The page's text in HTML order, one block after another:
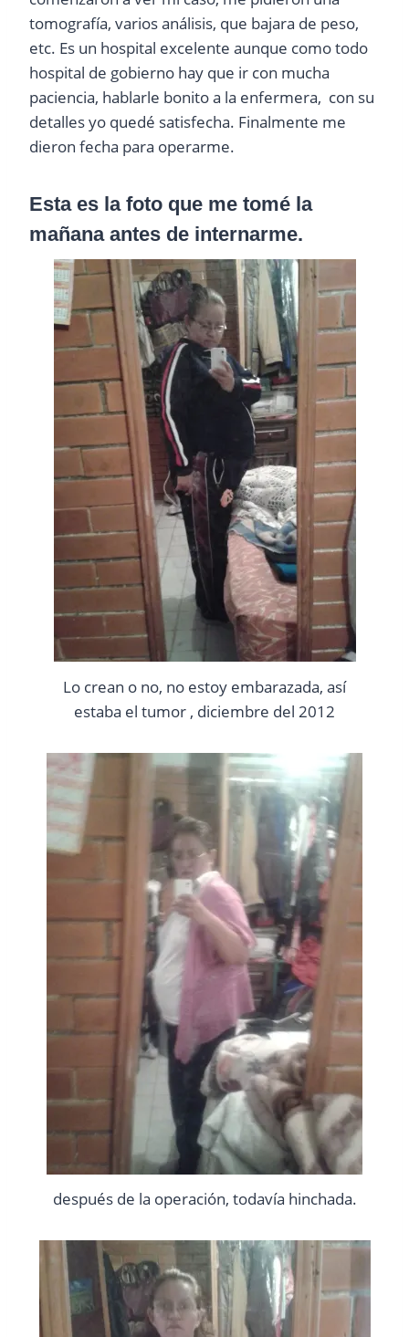
tomografía, varios análisis, que bajara de peso,
etc. Es un hospital excelente aunque como todo
hospital de gobierno hay que ir con mucha
paciencia, hablarle bonito a la enfermera, con su
detalles yo quedé satisfecha. Finalmente me
dieron fecha para operarme.
Esta es la foto que me tomé la
mañana antes de internarme.
Lo crean o no, no estoy embarazada, así
estaba el tumor , diciembre del 2012
después de la operación, todavía hinchada.